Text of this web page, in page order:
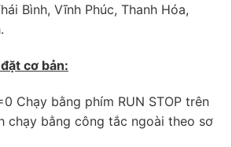
Bình, Vĩnh Phúc, Thanh Hóa,
cơ bản:
Chạy bằng phím RUN STOP trên
chạy bằng công tắc ngoài theo sơ